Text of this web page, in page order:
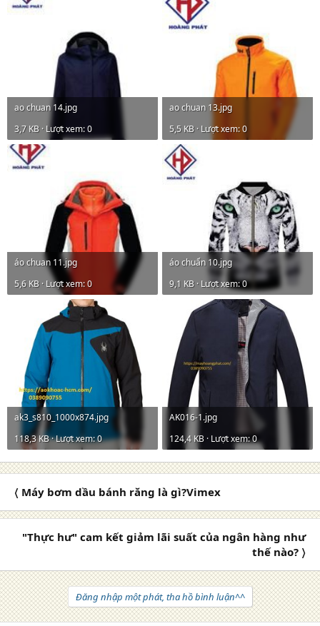
ao chuan 14.jpg
3,7 KB · Lượt xem: 0
ao chuan 13.jpg
5,5 KB · Lượt xem: 0
áo chuan 11.jpg
5,6 KB · Lượt xem: 0
áo chuẩn 10.jpg
9,1 KB · Lượt xem: 0
ak3_s810_1000x874.jpg
118,3 KB · Lượt xem: 0
AK016-1.jpg
124,4 KB · Lượt xem: 0
〈 Máy bơm dầu bánh răng là gì?Vimex
"Thực hư" cam kết giảm lãi suất của ngân hàng như
thế nào? 〉
Đăng nhập một phát, tha hồ bình luận^^